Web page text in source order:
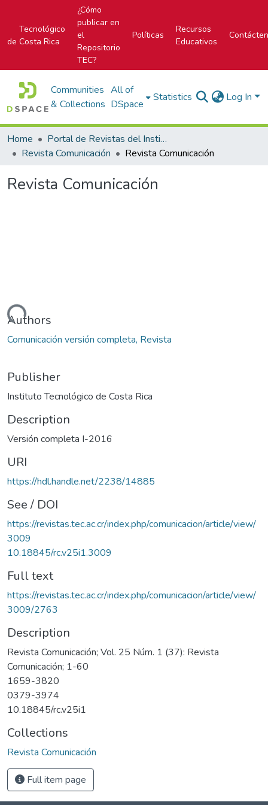
Tecnológico
de Costa Rica
¿Cómo
publicar en
el
Repositorio
TEC?
Políticas
Recursos
Educativos
Communities
& Collections
All of
DSpace
Statistics Log In
Home
Portal de Revistas del Instituto Tecnológico de Costa Rica
Revista Comunicación
Revista Comunicación
Revista Comunicación
Loading...
Authors
Comunicación versión completa, Revista
Publisher
Instituto Tecnológico de Costa Rica
Description
Versión completa I-2016
URI
https://hdl.handle.net/2238/14885
See / DOI
https://revistas.tec.ac.cr/index.php/comunicacion/article/view/
3009
10.18845/rc.v25i1.3009
Full text
https://revistas.tec.ac.cr/index.php/comunicacion/article/view/
3009/2763
Description
Revista Comunicación; Vol. 25 Núm. 1 (37): Revista
Comunicación; 1-60
1659-3820
0379-3974
10.18845/rc.v25i1
Collections
Revista Comunicación
Full item page